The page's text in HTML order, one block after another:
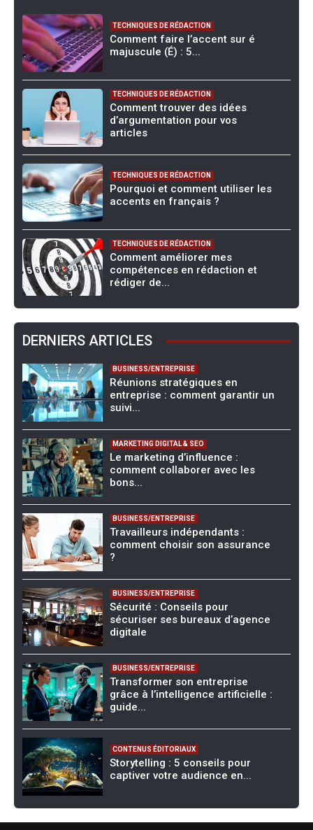
TECHNIQUES DE RÉDACTION
Comment faire l’accent sur é
majuscule (É) : 5...
TECHNIQUES DE RÉDACTION
Comment trouver des idées
d’argumentation pour vos
articles
TECHNIQUES DE RÉDACTION
Pourquoi et comment utiliser les
accents en français ?
TECHNIQUES DE RÉDACTION
Comment améliorer mes
compétences en rédaction et
rédiger de...
DERNIERS ARTICLES
BUSINESS/ENTREPRISE
Réunions stratégiques en
entreprise : comment garantir un
suivi...
MARKETING DIGITAL & SEO
Le marketing d’influence :
comment collaborer avec les
bons...
BUSINESS/ENTREPRISE
Travailleurs indépendants :
comment choisir son assurance
?
BUSINESS/ENTREPRISE
Sécurité : Conseils pour
sécuriser ses bureaux d’agence
digitale
BUSINESS/ENTREPRISE
Transformer son entreprise
grâce à l’intelligence artificielle :
guide...
CONTENUS ÉDITORIAUX
Storytelling : 5 conseils pour
captiver votre audience en...